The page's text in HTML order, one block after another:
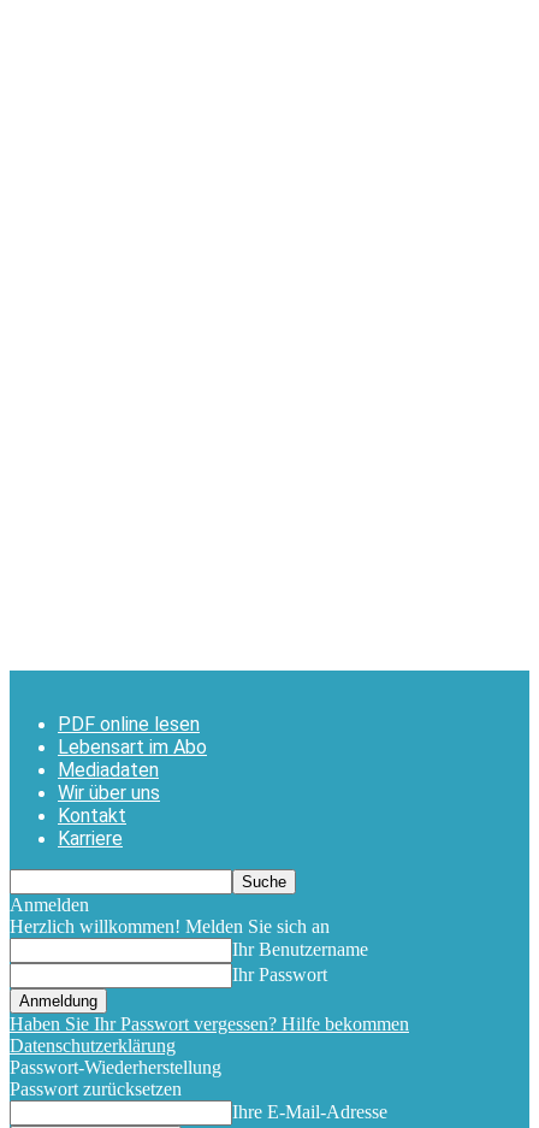
PDF online lesen
Lebensart im Abo
Mediadaten
Wir über uns
Kontakt
Karriere
Anmelden
Herzlich willkommen! Melden Sie sich an
Ihr Benutzername
Ihr Passwort
Haben Sie Ihr Passwort vergessen? Hilfe bekommen
Datenschutzerklärung
Passwort-Wiederherstellung
Passwort zurücksetzen
Ihre E-Mail-Adresse